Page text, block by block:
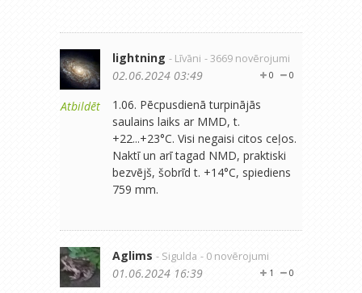
Atbildēt
lightning - Līvāni - 3669 novērojumi
0
0
02.06.2024 03:49
1.06. Pēcpusdienā turpinājās
saulains laiks ar MMD, t.
+22...+23°C. Visi negaisi citos ceļos.
Naktī un arī tagad NMD, praktiski
bezvējš, šobrīd t. +14°C, spiediens
759 mm.
Aglims - Sigulda - 0 novērojumi
0
1
01.06.2024 16:39